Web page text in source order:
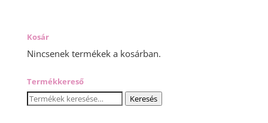
Kosár
Nincsenek termékek a kosárban.
Termékkereső
Keresés
Keresés